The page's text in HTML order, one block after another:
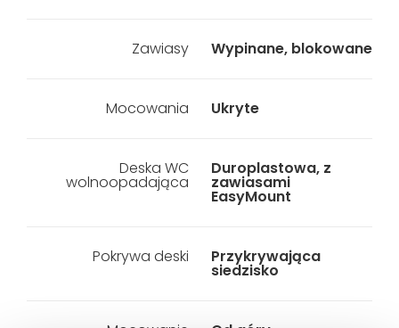
Zawiasy Wypinane, blokowane
Mocowania Ukryte
Deska WC
wolnoopadająca
Duroplastowa, z
zawiasami
EasyMount
Pokrywa deski Przykrywająca
siedzisko